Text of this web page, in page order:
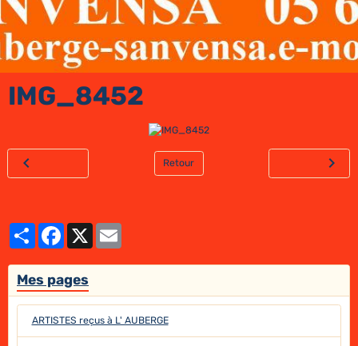
IMG_8452
Retour
PartagerFacebook
X
Mes pages
ARTISTES reçus à L' AUBERGE